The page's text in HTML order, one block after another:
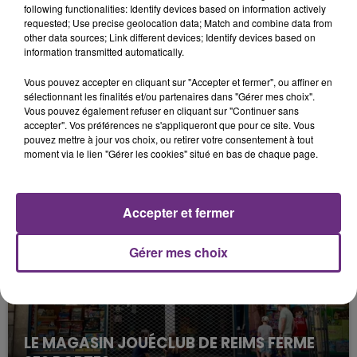
LA CENTRALE NUCLÉAIRE DE CHOOZ
TOUJOURS À L'ARRÊT
justifiée par la sécheresse intense qui est toujours
présente.
LE MAGASIN JOUÉCLUB DE REIMS FERME
following functionalities: Identify devices based on information actively
requested; Use precise geolocation data; Match and combine data from
other data sources; Link different devices; Identify devices based on
information transmitted automatically.
Vous pouvez accepter en cliquant sur "Accepter et fermer", ou affiner en
sélectionnant les finalités et/ou partenaires dans "Gérer mes choix".
Vous pouvez également refuser en cliquant sur "Continuer sans
accepter". Vos préférences ne s'appliqueront que pour ce site. Vous
pouvez mettre à jour vos choix, ou retirer votre consentement à tout
moment via le lien "Gérer les cookies" situé en bas de chaque page.
Gérer mes choix
Accepter et fermer